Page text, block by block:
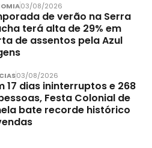
03/08/2026
de verão na Serra
terá alta de 29% em
de assentos pela Azul
03/08/2026
17 dias ininterruptos e 268
Festa Colonial de
bate recorde histórico